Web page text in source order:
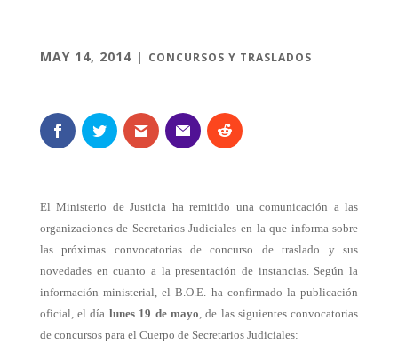
MAY 14, 2014| CONCURSOS Y TRASLADOS
El Ministerio de Justicia ha remitido una comunicación a las
organizaciones de Secretarios Judiciales en la que informa sobre
las próximas convocatorias de concurso de traslado y sus
novedades en cuanto a la presentación de instancias. Según la
información ministerial, el B.O.E. ha confirmado la publicación
oficial, el día lunes 19 de mayo, de las siguientes convocatorias
de concursos para el Cuerpo de Secretarios Judiciales: